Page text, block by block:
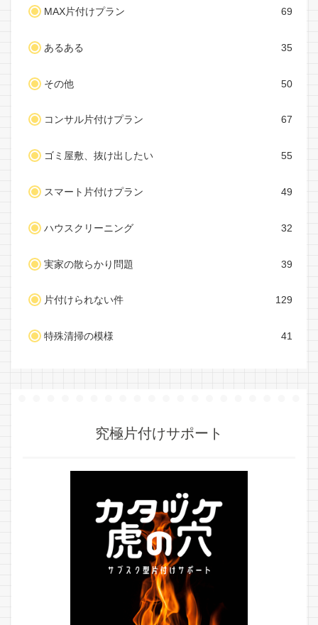
MAX片付けプラン 69
あるある 35
その他 50
コンサル片付けプラン 67
ゴミ屋敷、抜け出したい 55
スマート片付けプラン 49
ハウスクリーニング 32
実家の散らかり問題 39
片付けられない件 129
特殊清掃の模様 41
究極片付けサポート